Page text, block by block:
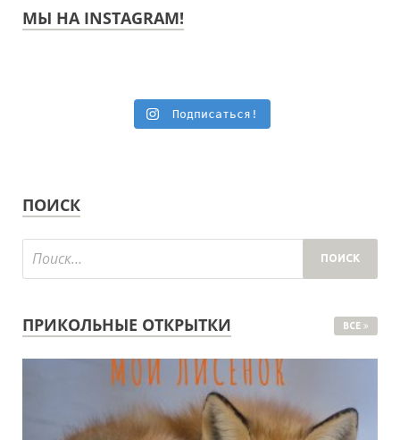
МЫ НА INSTAGRAM!
Подписаться!
ПОИСК
ПРИКОЛЬНЫЕ ОТКРЫТКИ ВСЕ